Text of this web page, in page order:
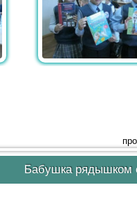
Бабушка рядышком